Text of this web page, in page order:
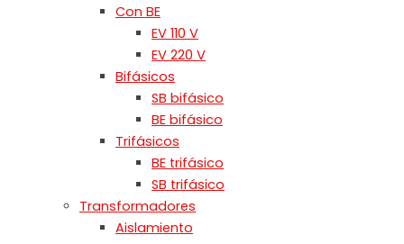
Con BE
EV 110 V
EV 220 V
Bifásicos
SB bifásico
BE bifásico
Trifásicos
BE trifásico
SB trifásico
Transformadores
Aislamiento